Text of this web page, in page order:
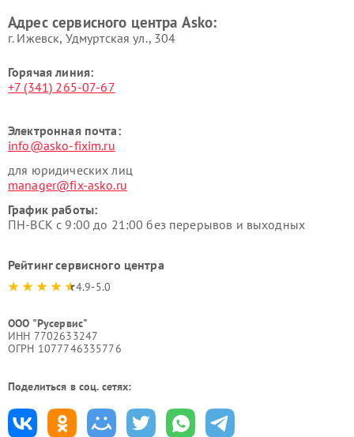
Asko
Адрес сервисного центра Asko:
г. Ижевск, Удмуртская ул., 304
Горячая линия:
+7 (341) 265-07-67
Электронная почта:
info@asko-fixim.ru
для юридических лиц
manager@fix-asko.ru
График работы:
ПН-ВСК с 9:00 до 21:00 без перерывов и выходных
Рейтинг сервисного центра
4.9-5.0
ООО "Русервис"
ИНН 7702633247
ОГРН 1077746335776
Поделиться в соц. сетях: